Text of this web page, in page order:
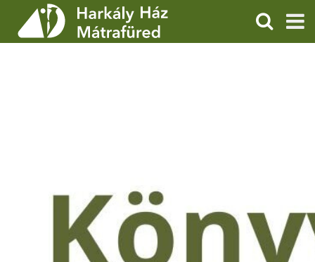
ÁRAK, NYITVATARTÁS
KERESÉS